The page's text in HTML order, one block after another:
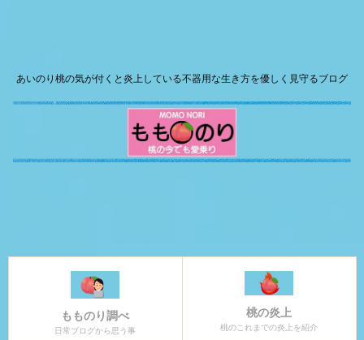
あいのり桃の気が付くと炎上している不器用な生き方を優しく見守るブログ
もものり調べ
日常ブログから思う事
桃の炎上
桃のこれまでの炎上を紹介